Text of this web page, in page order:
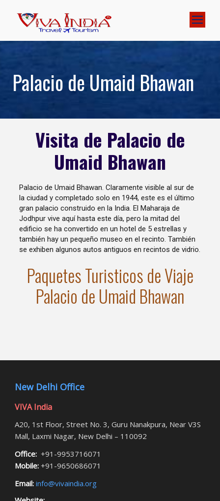
Palacio de Umaid Bhawan
Visita de Palacio de
Umaid Bhawan
Palacio de Umaid Bhawan. Claramente visible al sur de
la ciudad y completado solo en 1944, este es el último
gran palacio construido en la India. El Maharaja de
Jodhpur vive aquí hasta este día, pero la mitad del
edificio se ha convertido en un hotel de 5 estrellas y
también hay un pequeño museo en el recinto. También
se exhiben algunos autos antiguos en recintos de vidrio.
Paquetes Turisticos de Viaje
Palacio de Umaid Bhawan
New Delhi Office
VIVA India
A20, 1st Floor, Street No. 3, Guru Nanakpura, Near V3S
Mall, Laxmi Nagar, New Delhi – 110092
Office: +91-9953716071
Mobile: +91-9650686071
Email: info@vivaindia.org